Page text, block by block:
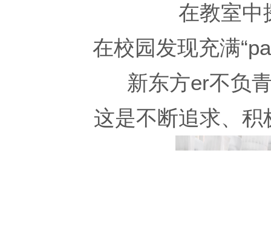
在教室中
在校园发现充满
新东方er不负
这是不断追求、